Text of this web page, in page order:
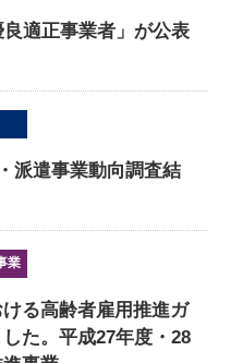
適正事業者」が公表
派遣事業動向調査結
業
ける高齢者雇用推進ガ
た。平成27年度・28